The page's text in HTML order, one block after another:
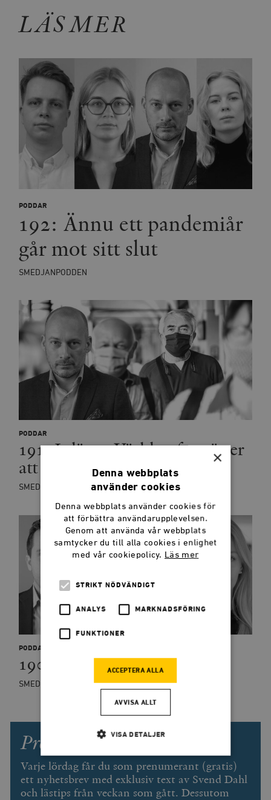
LÄS MER
PODDAR
192: Ännu ett pandemiår
går mot sitt slut
SMEDJANPODDEN
PODDAR
191: Inläst – Världen fortsätter
att vara galen
SMEDJANPODDEN
PODDAR
190: Enpartistaten
SMEDJANPODDEN
Prenumerera på Smedjan!
Varje lördag får du som prenumerant (gratis)
ett nyhetsbrev med exklusiv text av Svend Dahl
och lästips från veckan som gått. Dessutom
×
Denna webbplats
använder cookies
Denna webbplats använder cookies för
att förbättra användarupplevelsen.
Genom att använda vår webbplats
samtycker du till alla cookies i enlighet
med vår cookiepolicy. Läs mer
STRIKT NÖDVÄNDIGT
ANALYS MARKNADSFÖRING
FUNKTIONER
ACCEPTERA ALLA
AVVISA ALLT
VISA DETALJER
Strikt nödvändigt Analys
Marknadsföring Funktioner